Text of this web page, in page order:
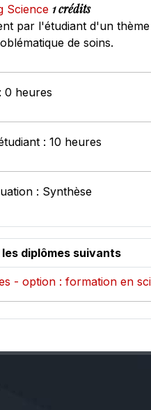
Science 1 crédits
par l'étudiant d'un
de soins.
0 heures
: 10 heures
: Synthèse
diplômes suivants
- option : formation en